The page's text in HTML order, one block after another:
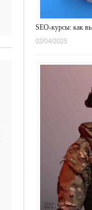
SEO-курсы: как
02/04/2025